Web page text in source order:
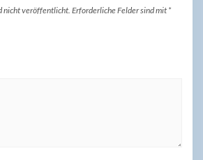
nicht veröffentlicht. Erforderliche Felder sind mit *